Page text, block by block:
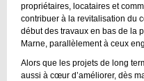
propriétaires, locataires et
contribuer à la revitalisation du
début des travaux en bas de la
Marne, parallèlement à ceux
Alors que les projets de long
aussi à cœur d’améliorer, dès